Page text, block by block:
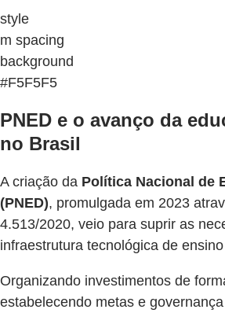
style
m spacing
background
#F5F5F5
PNED e o avanço da
no Brasil
A criação da Política Nacional de
(PNED), promulgada em 2023
4.513/2020, veio para suprir as
infraestrutura tecnológica de
Organizando investimentos de
estabelecendo metas e